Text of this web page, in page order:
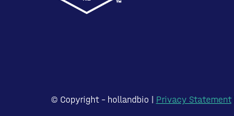
© Copyright – hollandbio | Privacy Statement|